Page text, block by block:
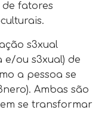
fatores
s3xual
ou s3xual) de
a pessoa se
Ambas são
se transformar